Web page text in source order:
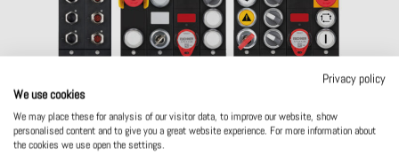
Privacy policy
We use cookies
We may place these for analysis of our visitor data, to improve our website, show
personalised content and to give you a great website experience. For more information about
the cookies we use open the settings.